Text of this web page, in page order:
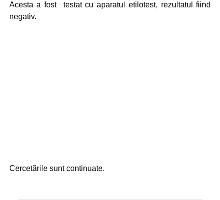
Acesta a fost testat cu aparatul etilotest, rezultatul fiind
negativ.
Cercetările sunt continuate.